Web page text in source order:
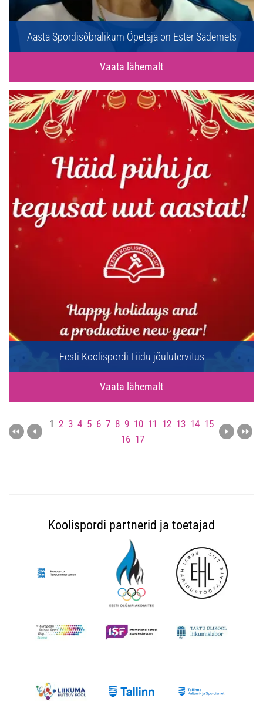
Aasta Spordisõbralikum Õpetaja on Ester Sädemets
Vaata lähemalt
Eesti Koolispordi Liidu jõulutervitus
Vaata lähemalt
1 2 3 4 5 6 7 8 9 10 11 12 13 14 15
16 17
Koolispordi partnerid ja toetajad